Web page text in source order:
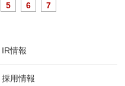
5 6 7
IR情報
採用情報